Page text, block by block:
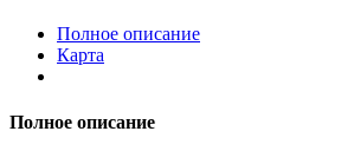
Полное описание
Карта
Полное описание